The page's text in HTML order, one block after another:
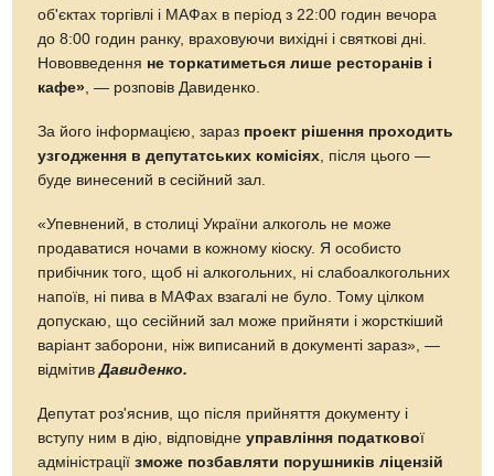
об'єктах торгівлі і МАФах в період з 22:00 годин вечора
до 8:00 годин ранку, враховуючи вихідні і святкові дні.
Нововведення не торкатиметься лише ресторанів і
кафе» , — розповів Давиденко.
За його інформацією, зараз проект рішення проходить
узгодження в депутатських комісіях , після цього —
буде винесений в сесійний зал.
«Упевнений, в столиці України алкоголь не може
продаватися ночами в кожному кіоску. Я особисто
прибічник того, щоб ні алкогольних, ні слабоалкогольних
напоїв, ні пива в МАФах взагалі не було. Тому цілком
допускаю, що сесійний зал може прийняти і жорсткіший
варіант заборони, ніж виписаний в документі зараз», —
відмітивДавиденко.
Депутат роз'яснив, що після прийняття документу і
вступу ним в дію, відповіднеуправління податкової
адміністраціїзможе позбавляти порушників ліцензій